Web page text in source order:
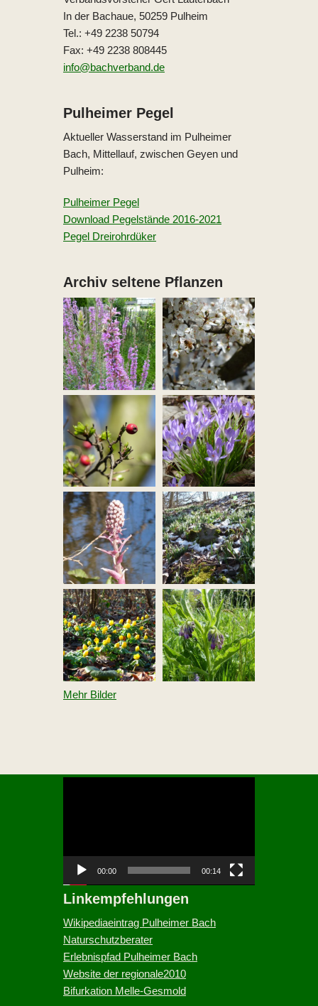
In der Bachaue, 50259 Pulheim
Tel.: +49 2238 50794
Fax: +49 2238 808445
info@bachverband.de
Pulheimer Pegel
Aktueller Wasserstand im Pulheimer
Bach, Mittellauf, zwischen Geyen und
Pulheim:
Pulheimer Pegel
Download Pegelstände 2016-2021
Pegel Dreirohrdüker
Archiv seltene Pflanzen
Mehr Bilder
P
l
a
y
e
r
00:00 00:14
Linkempfehlungen
Wikipediaeintrag Pulheimer Bach
Naturschutzberater
Erlebnispfad Pulheimer Bach
Website der regionale2010
Bifurkation Melle-Gesmold